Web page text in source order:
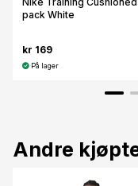
pack White
kr 169
På lager
Andre